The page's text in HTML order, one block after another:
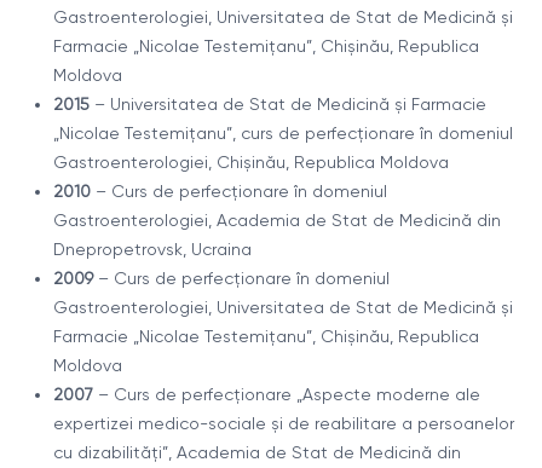
Gastroenterologiei, Universitatea de Stat de Medicină și
Farmacie „Nicolae Testemițanu”, Chișinău, Republica
Moldova
2015– Universitatea de Stat de Medicină și Farmacie
„Nicolae Testemițanu”, curs de perfecționare în domeniul
Gastroenterologiei, Chișinău, Republica Moldova
2010– Curs de perfecționare în domeniul
Gastroenterologiei, Academia de Stat de Medicină din
Dnepropetrovsk, Ucraina
2009– Curs de perfecționare în domeniul
Gastroenterologiei, Universitatea de Stat de Medicină și
Farmacie „Nicolae Testemițanu”, Chișinău, Republica
Moldova
2007– Curs de perfecționare „Aspecte moderne ale
expertizei medico-sociale și de reabilitare a persoanelor
cu dizabilități”, Academia de Stat de Medicină din